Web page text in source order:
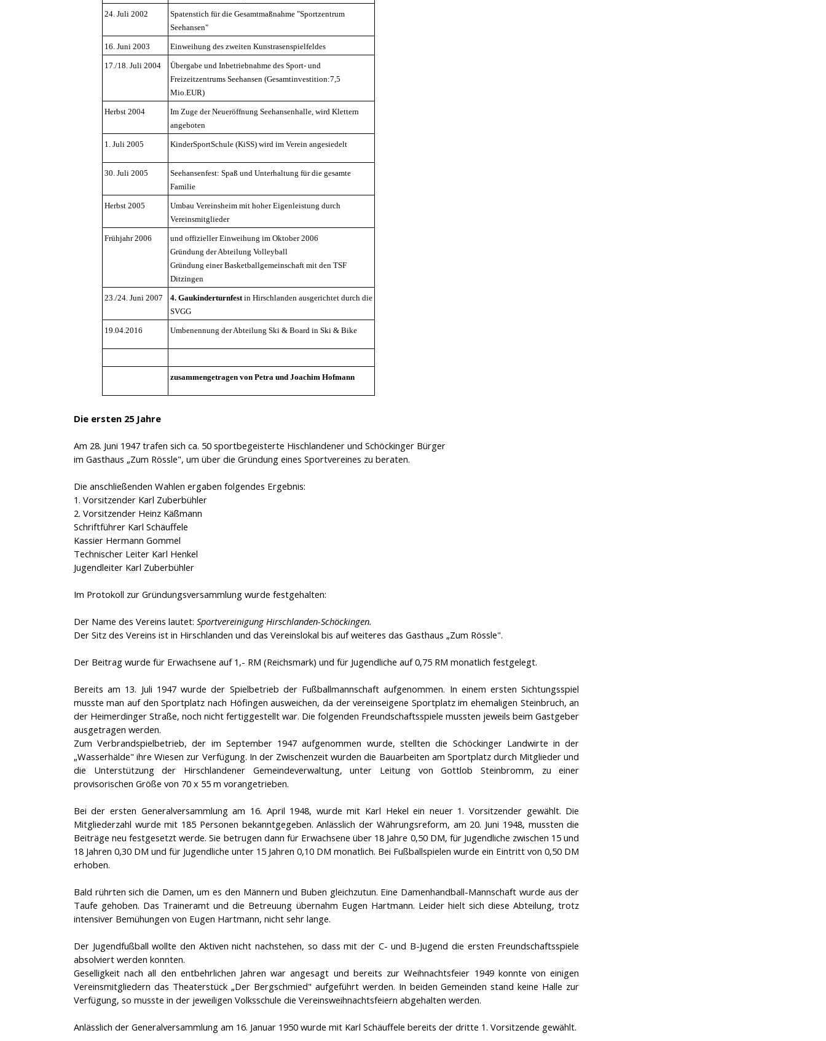
24. Juli 2002
Spatenstich für die Gesamtmaßnahme "Sportzentrum
Seehansen"
16. Juni 2003 Einweihung des zweiten Kunstrasenspielfeldes
17./18. Juli 2004
Übergabe und Inbetriebnahme des Sport- und
Freizeitzentrums Seehansen (Gesamtinvestition:7,5
Mio.EUR)
Herbst 2004
Im Zuge der Neueröffnung Seehansenhalle, wird Klettern
angeboten
1. Juli 2005 KinderSportSchule (KiSS) wird im Verein angesiedelt
30. Juli 2005
Seehansenfest: Spaß und Unterhaltung für die gesamte
Familie
Herbst 2005
Umbau Vereinsheim mit hoher Eigenleistung durch
Vereinsmitglieder
Frühjahr 2006
und offizieller Einweihung im Oktober 2006
Gründung der Abteilung Volleyball
Gründung einer Basketballgemeinschaft mit den TSF
Ditzingen
23./24. Juni 2007 4. Gaukinderturnfestin Hirschlanden ausgerichtet durch die
SVGG
19.04.2016 Umbenennung der Abteilung Ski & Board in Ski & Bike
zusammengetragen von Petra und Joachim Hofmann
Die ersten 25 Jahre
Am 28. Juni 1947 trafen sich ca. 50 sportbegeisterte Hischlandener und Schöckinger Bürger
im Gasthaus „Zum Rössle", um über die Gründung eines Sportvereines zu beraten.
Die anschließenden Wahlen ergaben folgendes Ergebnis:
1. Vorsitzender Karl Zuberbühler
2. Vorsitzender Heinz Käßmann
Schriftführer Karl Schäuffele
Kassier Hermann Gommel
Technischer Leiter Karl Henkel
Jugendleiter Karl Zuberbühler
Im Protokoll zur Gründungsversammlung wurde festgehalten:
Der Name des Vereins lautet: Sportvereinigung Hirschlanden-Schöckingen.
Der Sitz des Vereins ist in Hirschlanden und das Vereinslokal bis auf weiteres das Gasthaus „Zum Rössle".
Der Beitrag wurde für Erwachsene auf 1,- RM (Reichsmark) und für Jugendliche auf 0,75 RM monatlich festgelegt.
Bereits am 13. Juli 1947 wurde der Spielbetrieb der Fußballmannschaft aufgenommen. In einem ersten Sichtungsspiel
musste man auf den Sportplatz nach Höfingen ausweichen, da der vereinseigene Sportplatz im ehemaligen Steinbruch, an
der Heimerdinger Straße, noch nicht fertiggestellt war. Die folgenden Freundschaftsspiele mussten jeweils beim Gastgeber
ausgetragen werden.
Zum Verbrandspielbetrieb, der im September 1947 aufgenommen wurde, stellten die Schöckinger Landwirte in der
„Wasserhälde" ihre Wiesen zur Verfügung. In der Zwischenzeit wurden die Bauarbeiten am Sportplatz durch Mitglieder und
die Unterstützung der Hirschlandener Gemeindeverwaltung, unter Leitung von Gottlob Steinbromm, zu einer
provisorischen Größe von 70 x 55 m vorangetrieben.
Bei der ersten Generalversammlung am 16. April 1948, wurde mit Karl Hekel ein neuer 1. Vorsitzender gewählt. Die
Mitgliederzahl wurde mit 185 Personen bekanntgegeben. Anlässlich der Währungsreform, am 20. Juni 1948, mussten die
Beiträge neu festgesetzt werde. Sie betrugen dann für Erwachsene über 18 Jahre 0,50 DM, für Jugendliche zwischen 15 und
18 Jahren 0,30 DM und für Jugendliche unter 15 Jahren 0,10 DM monatlich. Bei Fußballspielen wurde ein Eintritt von 0,50 DM
erhoben.
Bald rührten sich die Damen, um es den Männern und Buben gleichzutun. Eine Damenhandball-Mannschaft wurde aus der
Taufe gehoben. Das Traineramt und die Betreuung übernahm Eugen Hartmann. Leider hielt sich diese Abteilung, trotz
intensiver Bemühungen von Eugen Hartmann, nicht sehr lange.
Der Jugendfußball wollte den Aktiven nicht nachstehen, so dass mit der C- und B-Jugend die ersten Freundschaftsspiele
absolviert werden konnten.
Geselligkeit nach all den entbehrlichen Jahren war angesagt und bereits zur Weihnachtsfeier 1949 konnte von einigen
Vereinsmitgliedern das Theaterstück „Der Bergschmied" aufgeführt werden. In beiden Gemeinden stand keine Halle zur
Verfügung, so musste in der jeweiligen Volksschule die Vereinsweihnachtsfeiern abgehalten werden.
Anlässlich der Generalversammlung am 16. Januar 1950 wurde mit Karl Schäuffele bereits der dritte 1. Vorsitzende gewählt.